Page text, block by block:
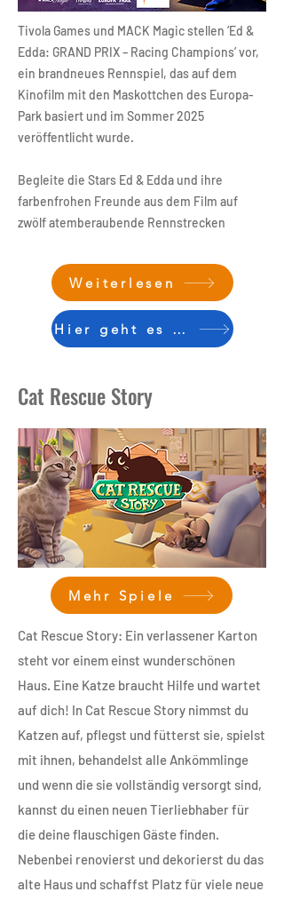
Tivola Games und MACK Magic stellen ‘Ed &
Edda: GRAND PRIX – Racing Champions’ vor,
ein brandneues Rennspiel, das auf dem
Kinofilm mit den Maskottchen des Europa-
Park basiert und im Sommer 2025
veröffentlicht wurde.
Begleite die Stars Ed & Edda und ihre
farbenfrohen Freunde aus dem Film auf
zwölf atemberaubende Rennstrecken
Weiterlesen
Hier geht es zum Spiel
Cat Rescue Story
Mehr Spiele
Cat Rescue Story: Ein verlassener Karton
steht vor einem einst wunderschönen
Haus. Eine Katze braucht Hilfe und wartet
auf dich! In Cat Rescue Story nimmst du
Katzen auf, pflegst und fütterst sie, spielst
mit ihnen, behandelst alle Ankömmlinge
und wenn die sie vollständig versorgt sind,
kannst du einen neuen Tierliebhaber für
die deine flauschigen Gäste finden.
Nebenbei renovierst und dekorierst du das
alte Haus und schaffst Platz für viele neue